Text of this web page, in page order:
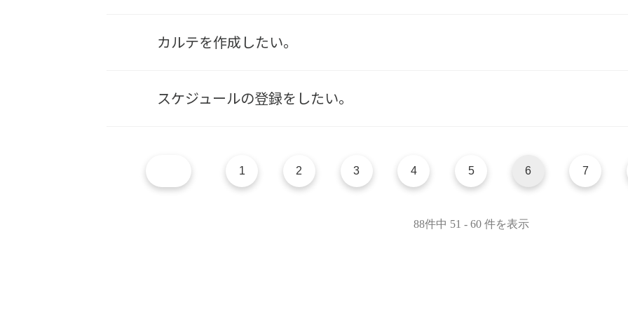
カルテを作成したい。
スケジュールの登録をしたい。
88件中 51 - 60 件を表示
1 2 3 4 5 6 7